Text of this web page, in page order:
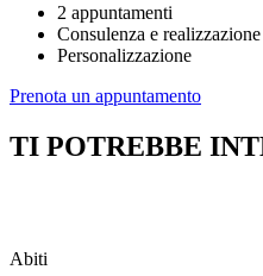
2 appuntamenti
Consulenza e
Personalizzazione
Prenota un appuntamento
TI POTREBBE
Abiti